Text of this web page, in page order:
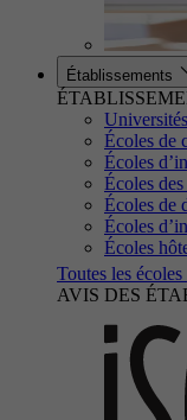
Établissements
Universités
Écoles de
Écoles
Écoles
Écoles de
Écoles
Écoles
Toutes les écoles
AVIS DES